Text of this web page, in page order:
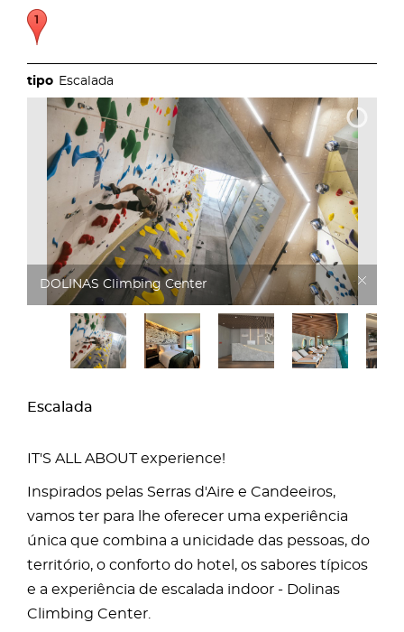
Escalada
DOLINAS Climbing Hotel
Escalada
IT'S ALL ABOUT experience!
Inspirados pelas Serras d'Aire e Candeeiros,
vamos ter para lhe oferecer uma experiência
única que combina a unicidade das pessoas, do
território, o conforto do hotel, os sabores típicos
e a experiência de escalada indoor - Dolinas
Climbing Center.